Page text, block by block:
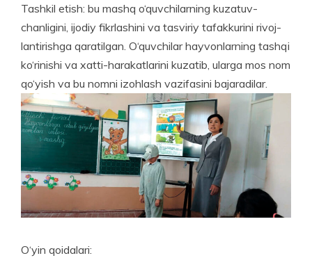
Tashkil etish: bu mashq o‘quvchilarning kuzatuv­
chanligini, ijodiy fikrlashini va tasviriy tafakkurini rivoj­
lantirishga qaratilgan. O‘quvchilar hayvonlarning tashqi
ko‘rinishi va xatti-harakatlarini kuzatib, ularga mos nom
qo‘yish va bu nomni izohlash vazifasini bajaradilar.
O‘yin qoidalari: